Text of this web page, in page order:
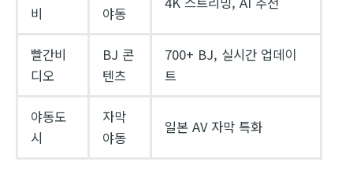
비
야동
빨간비
디오
BJ 콘
텐츠
700+ BJ, 실시간 업데이
트
야동도
시
자막
야동
일본 AV 자막 특화